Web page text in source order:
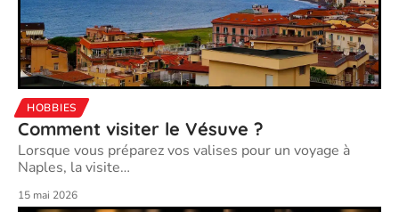
HOBBIES
Comment visiter le Vésuve ?
Lorsque vous préparez vos valises pour un voyage à
Naples, la visite…
15 mai 2026